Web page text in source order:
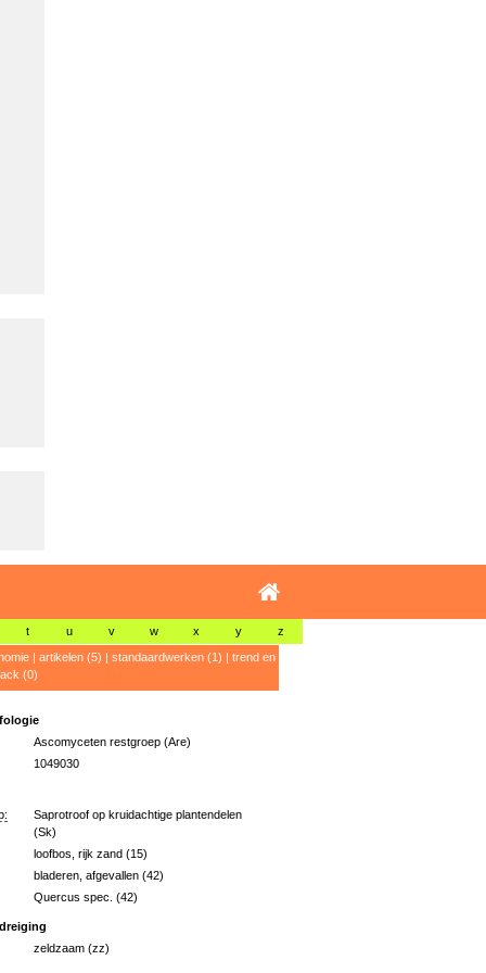
t u v w x y z
| artikelen (5) | standaardwerken (1) | trend en
(0)
Ascomyceten restgroep (Are)
1049030
Saprotroof op kruidachtige plantendelen
(Sk)
loofbos, rijk zand (15)
bladeren, afgevallen (42)
Quercus spec. (42)
zeldzaam (zz)